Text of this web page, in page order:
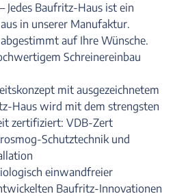
Baufritz-Haus ist ein
in unserer Manufaktur.
auf Ihre Wünsche.
Schreinereinbau
mit ausgezeichnetem
Haus wird mit dem strengsten
zertifiziert: VDB-Zert
Schutztechnik und
einwandfreier
Baufritz-Innovationen